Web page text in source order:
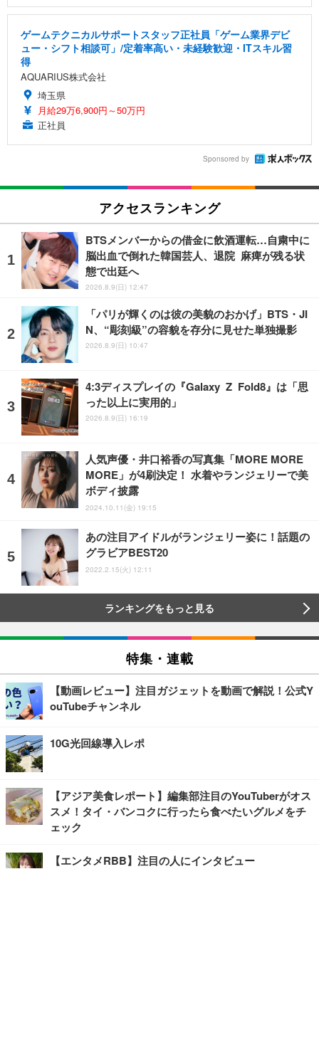
ゲームテクニカルサポートスタッフ正社員「ゲーム業界デビ
ュー・シフト相談可」/定着率高い・未経験歓迎・ITスキル習
得
AQUARIUS株式会社
埼玉県
月給29万6,900円～50万円
正社員
Sponsored by
アクセスランキング
BTSメンバーからの借金に飲酒運転…自粛中に
脳出血で倒れた韓国芸人、退院 麻痺が残る状
態で出廷へ
2026.8.9(日) 12:47
「パリが輝くのは彼の美貌のおかげ」BTS・JI
N、“彫刻級”の容貌を存分に見せた単独撮影
2026.8.9(日) 10:47
4:3ディスプレイの『Galaxy Z Fold8』は「思
った以上に実用的」
2026.8.9(日) 16:19
人気声優・井口裕香の写真集「MORE MORE
MORE」が4刷決定！ 水着やランジェリーで美
ボディ披露
2024.10.11(金) 19:15
あの注目アイドルがランジェリー姿に！話題の
グラビアBEST20
2022.2.15(火) 12:11
ランキングをもっと見る
特集・連載
【動画レビュー】注目ガジェットを動画で解説！公式Y
ouTubeチャンネル
10G光回線導入レポ
【アジア美食レポート】編集部注目のYouTuberがオス
スメ！タイ・バンコクに行ったら食べたいグルメをチ
ェック
【エンタメRBB】注目の人にインタビュー